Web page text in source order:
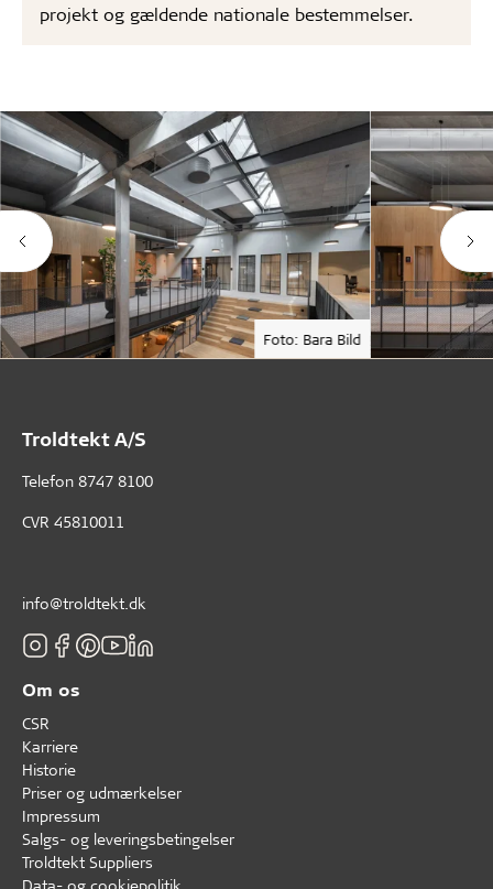
projekt og gældende nationale bestemmelser.
Foto: Bara Bild
Troldtekt A/S
Telefon 8747 8100
CVR 45810011
info@troldtekt.dk
Om os
CSR
Karriere
Historie
Priser og udmærkelser
Impressum
Salgs- og leveringsbetingelser
Troldtekt Suppliers